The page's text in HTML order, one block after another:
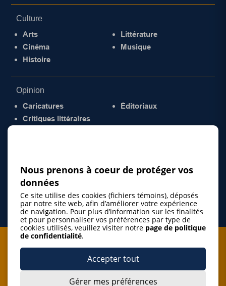
Culture
Arts
Cinéma
Histoire
Littérature
Musique
Opinion
Caricatures
Critiques littéraires
Éditoriaux
Je m'abonne à l'infolettre
Nous prenons à coeur de protéger vos
données
Ce site utilise des cookies (fichiers témoins), déposés
par notre site web, afin d’améliorer votre expérience
de navigation. Pour plus d’information sur les finalités
et pour personnaliser vos préférences par type de
cookies utilisés, veuillez visiter notre page de politique
de confidentialité.
Accepter tout
Gérer mes préférences